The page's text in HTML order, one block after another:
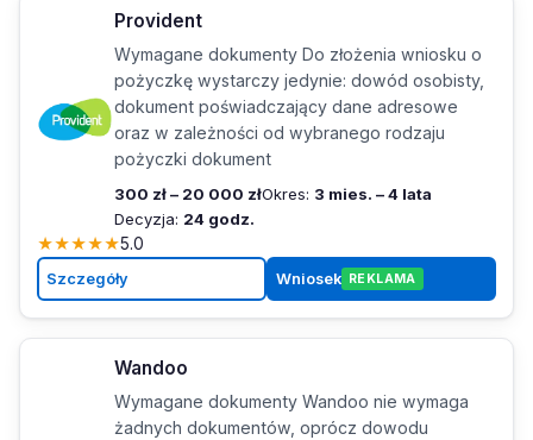
Provident
Wymagane dokumenty Do złożenia wniosku o
pożyczkę wystarczy jedynie: dowód osobisty,
dokument poświadczający dane adresowe
oraz w zależności od wybranego rodzaju
pożyczki dokument
300 zł – 20 000 złOkres: 3 mies. – 4 lata
Decyzja: 24 godz.
★★★★★5.0
Szczegóły Wniosek REKLAMA
Wandoo
Wymagane dokumenty Wandoo nie wymaga
żadnych dokumentów, oprócz dowodu